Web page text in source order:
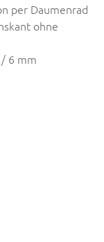
per Daumenrad
ohne
6 mm